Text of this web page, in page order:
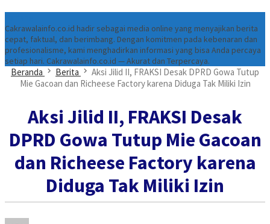
Cakrawalainfo.co.id hadir sebagai media online yang menyajikan berita
cepat, faktual, dan berimbang. Dengan komitmen pada kebenaran dan
profesionalisme, kami menghadirkan informasi yang bisa Anda percaya
setiap hari. Cakrawalainfo.co.id — Akurat dan Terpercaya.
Beranda Berita
Aksi Jilid II, FRAKSI Desak DPRD Gowa Tutup
Mie Gacoan dan Richeese Factory karena Diduga Tak Miliki Izin
Aksi Jilid II, FRAKSI Desak
DPRD Gowa Tutup Mie Gacoan
dan Richeese Factory karena
Diduga Tak Miliki Izin